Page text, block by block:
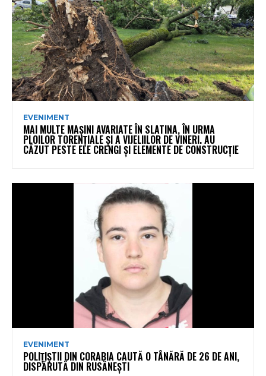
EVENIMENT
MAI MULTE MAȘINI AVARIATE ÎN SLATINA, ÎN URMA
PLOILOR TORENȚIALE ȘI A VIJELIILOR DE VINERI. AU
CĂZUT PESTE ELE CRENGI ȘI ELEMENTE DE CONSTRUCȚIE
EVENIMENT
POLIȚIȘTII DIN CORABIA CAUTĂ O TÂNĂRĂ DE 26 DE ANI,
DISPĂRUTĂ DIN RUSĂNEȘTI